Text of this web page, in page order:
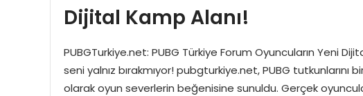
Dijital Kamp Alanı!
PUBGTurkiye.net: PUBG Türkiye Forum Oyuncuların Yeni
seni yalnız bırakmıyor! pubgturkiye.net, PUBG
olarak oyun severlerin beğenisine sunuldu. Gerçek